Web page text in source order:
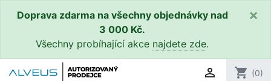
Doprava zdarma na všechny objednávky nad
3 000 Kč.
Všechny probíhající akce najdete zde.
×
 shopping_cart (0)